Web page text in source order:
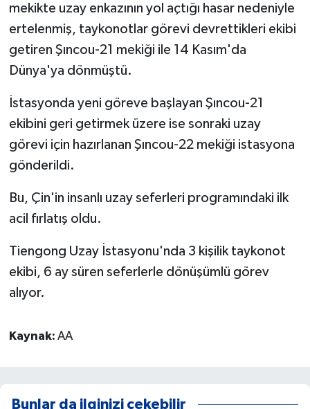
mekikte uzay enkazının yol açtığı hasar nedeniyle
ertelenmiş, taykonotlar görevi devrettikleri ekibi
getiren Şıncou-21 mekiği ile 14 Kasım'da
Dünya'ya dönmüştü.
İstasyonda yeni göreve başlayan Şıncou-21
ekibini geri getirmek üzere ise sonraki uzay
görevi için hazırlanan Şıncou-22 mekiği istasyona
gönderildi.
Bu, Çin'in insanlı uzay seferleri programındaki ilk
acil fırlatış oldu.
Tiengong Uzay İstasyonu'nda 3 kişilik taykonot
ekibi, 6 ay süren seferlerle dönüşümlü görev
alıyor.
Kaynak: AA
Bunlar da ilginizi çekebilir